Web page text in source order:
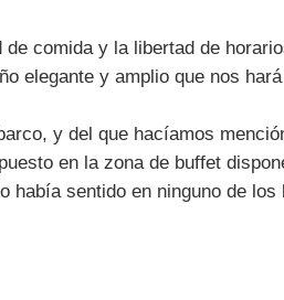
comida y la libertad de
elegante y amplio que nos
y del que hacíamos
en la zona de buffet
sentido en ninguno de los